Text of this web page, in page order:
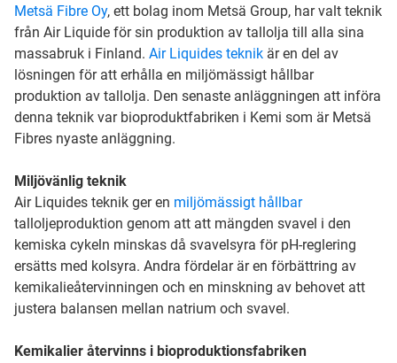
Metsä Fibre Oy, ett bolag inom Metsä Group, har valt teknik
från Air Liquide för sin produktion av tallolja till alla sina
massabruk i Finland. Air Liquides teknik är en del av
lösningen för att erhålla en miljömässigt hållbar
produktion av tallolja. Den senaste anläggningen att införa
denna teknik var bioproduktfabriken i Kemi som är Metsä
Fibres nyaste anläggning.
Miljövänlig teknik
Air Liquides teknik ger en miljömässigt hållbar
talloljeproduktion genom att att mängden svavel i den
kemiska cykeln minskas då svavelsyra för pH-reglering
ersätts med kolsyra. Andra fördelar är en förbättring av
kemikalieåtervinningen och en minskning av behovet att
justera balansen mellan natrium och svavel.
Kemikalier återvinns i bioproduktionsfabriken